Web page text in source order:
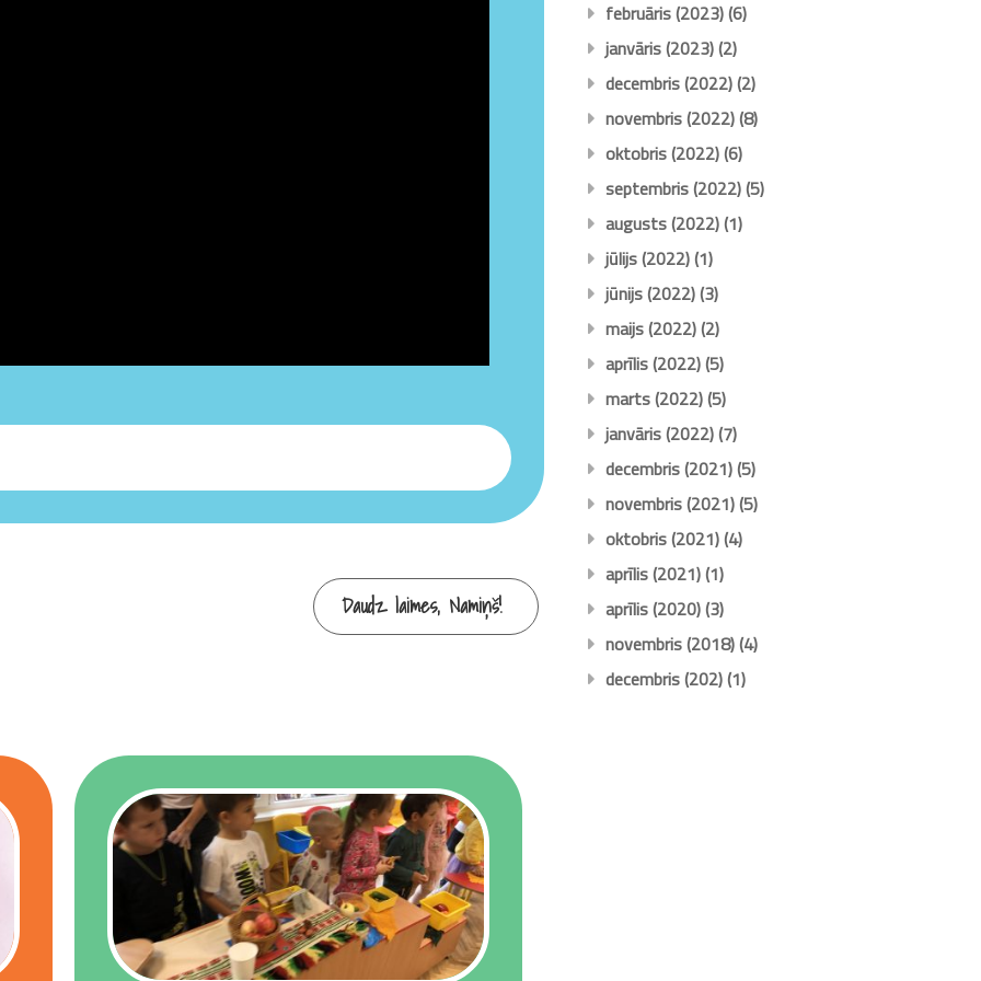
Daudz laimes, Namiņš!
februāris (2023)(6)
janvāris (2023)(2)
decembris (2022)(2)
novembris (2022)(8)
oktobris (2022)(6)
septembris (2022)(5)
augusts (2022)(1)
jūlijs (2022)(1)
jūnijs (2022)(3)
maijs (2022)(2)
aprīlis (2022)(5)
marts (2022)(5)
janvāris (2022)(7)
decembris (2021)(5)
novembris (2021)(5)
oktobris (2021)(4)
aprīlis (2021)(1)
aprīlis (2020)(3)
novembris (2018)(4)
decembris (202)(1)